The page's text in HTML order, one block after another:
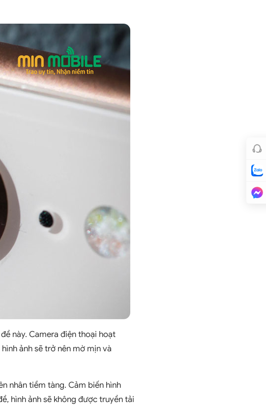
này. Camera điện thoại hoạt
ảnh sẽ trở nên mờ mịn và
nhân tiềm tàng. Cảm biến hình
hình ảnh sẽ không được truyền tải